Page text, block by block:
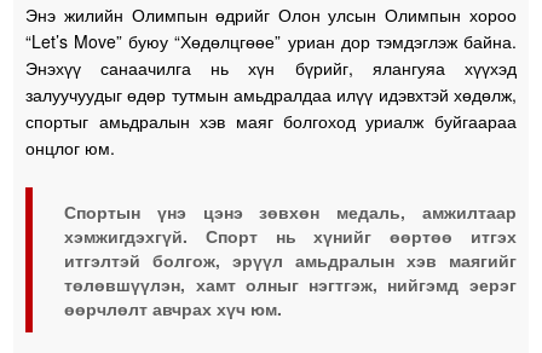
Энэ жилийн Олимпын өдрийг Олон улсын Олимпын хороо
“Let’s Move” буюу “Хөдөлцгөөе” уриан дор тэмдэглэж байна.
Энэхүү санаачилга нь хүн бүрийг, ялангуяа хүүхэд
залуучуудыг өдөр тутмын амьдралдаа илүү идэвхтэй хөдөлж,
спортыг амьдралын хэв маяг болгоход уриалж буйгаараа
онцлог юм.
Спортын үнэ цэнэ зөвхөн медаль, амжилтаар
хэмжигдэхгүй. Спорт нь хүнийг өөртөө итгэх
итгэлтэй болгож, эрүүл амьдралын хэв маягийг
төлөвшүүлэн, хамт олныг нэгтгэж, нийгэмд эерэг
өөрчлөлт авчрах хүч юм.